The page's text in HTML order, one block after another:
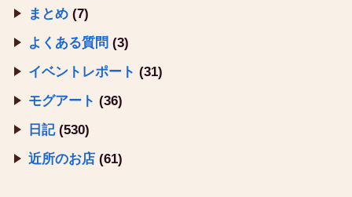
まとめ (7)
よくある質問 (3)
イベントレポート (31)
モグアート (36)
日記(530)
近所のお店 (61)